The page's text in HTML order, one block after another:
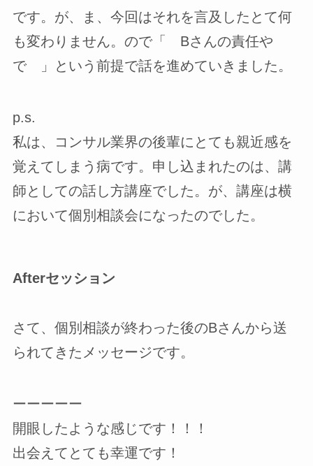
です。が、ま、今回はそれを言及したとて何
も変わりません。ので「 Bさんの責任や
で 」という前提で話を進めていきました。
p.s.
私は、コンサル業界の後輩にとても親近感を
覚えてしまう病です。申し込まれたのは、講
師としての話し方講座でした。が、講座は横
において個別相談会になったのでした。
Afterセッション
さて、個別相談が終わった後のBさんから送
られてきたメッセージです。
ーーーーー
開眼したような感じです！！！
出会えてとても幸運です！